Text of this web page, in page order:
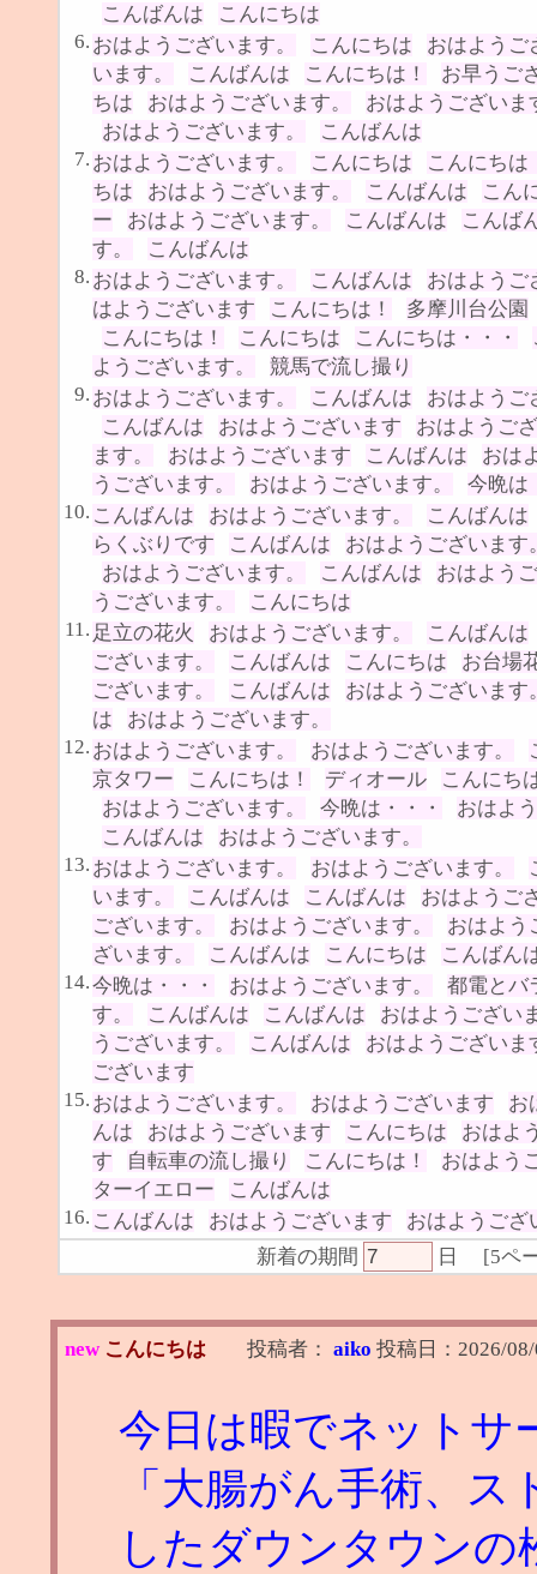
こんばんは
こんにちは
6. おはようございます。 こんにちは
おはようご
います。
こんばんは こんにちは！
お早うご
ちは
おはようございます。
おはようございま
おはようございます。
こんばんは
7. おはようございます。 こんにちは
こんにちは
ちは
おはようございます。 こんばんは
こん
ー
おはようございます。 こんばんは
こんば
す。
こんばんは
8. おはようございます。 こんばんは
おはようご
はようございます
こんにちは！
多摩川台公園
こんにちは！
こんにちは こんにちは・・・
ようございます。
競馬で流し撮り
9. おはようございます。 こんばんは
おはようご
こんばんは
おはようございます
おはようご
ます。
おはようございます こんばんは
おは
うございます。
おはようございます。
今晩は
10. こんばんは おはようございます。
こんばんは
らくぶりです
こんばんは
おはようございます
おはようございます。
こんばんは
おはよう
うございます。
こんにちは
11. 足立の花火 おはようございます。
こんばんは
ございます。
こんばんは こんにちは
お台場
ございます。
こんばんは
おはようございます
は
おはようございます。
12. おはようございます。 おはようございます。
京タワー
こんにちは！ ディオール
こんにち
おはようございます。
今晩は・・・
おはよ
こんばんは
おはようございます。
13. おはようございます。 おはようございます。
います。
こんばんは こんばんは
おはようご
ございます。
おはようございます。
おはよう
ざいます。
こんばんは こんにちは
こんばん
14.今晩は・・・ おはようございます。
都電とバ
す。
こんばんは こんばんは
おはようござい
うございます。
こんばんは
おはようございま
ございます
15. おはようございます。 おはようございます
お
んは
おはようございます こんにちは
おはよ
す
自転車の流し撮り こんにちは！
おはよう
ターイエロー
こんばんは
16. こんばんは おはようございます
おはようござ
新着の期間
日 [5ペ
new こんにちは 投稿者： aiko 投稿日： 2026/
今日は暇でネットサ
「大腸がん手術、
したダウンタウンの